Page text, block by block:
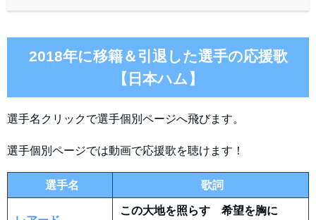
2018年に移籍＆引退した選手の応援歌
【日本ハム】
選手名クリックで選手個別ページへ飛びます。
選手個別ページでは動画で応援歌を聴けます！
選手名 歌詞
この大地を照らす 希望を胸に